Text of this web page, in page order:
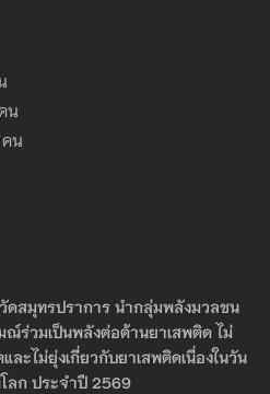
น
น
ดสมุทรปราการ นำกลุ่มพลังมวลชน
ณ์ร่วมเป็นพลังต่อต้านยาเสพติด ไม่
ละไม่ยุ่งเกี่ยวกับยาเสพติดเนื่องในวัน
ลก ประจำปี 2569